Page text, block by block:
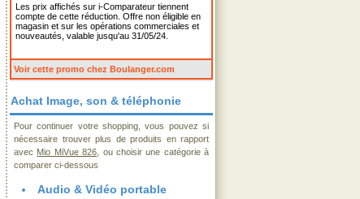
Les prix affichés sur i-Comparateur tiennent
compte de cette réduction. Offre non éligible en
magasin et sur les opérations commerciales et
nouveautés, valable jusqu'au 31/05/24.
Voir cette promo chez Boulanger.com
Achat Image, son & téléphonie
Pour continuer votre shopping, vous pouvez si
nécessaire trouver plus de produits en rapport
avec Mio MiVue 826 , ou choisir une catégorie à
comparer ci-dessous
Audio & Vidéo portable